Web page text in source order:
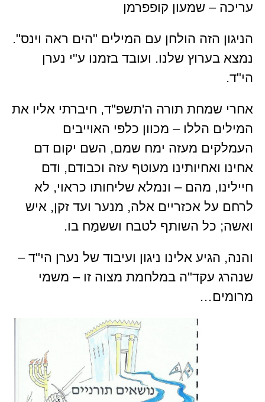
עריכה – שמעון קופפרמן
הניגון הזה הולחן עם המילים "הים ראה וינס".
נמצא בערוץ שלנו. ועובד בזמנו ע"י נערן
הי"ד.
אחרי שמחת תורה ה'תשפ"ד, חיברתי אליו את
המילים הללו – מכוון כלפי האוייבים
העמלקים מעזה ימח שמם, השם יקום דם
אחינו ואחיותינו מעוטף עזה וכבודם, ודם
חיילינו, מהם – ונמלא שליחותו כראוי, לא
לרחם על אכזריים אלה, מנער ועד זקן, איש
ואשה; כל השותף לטבח וששמַח בו.
והנה, הגיע אלינו ניגון ועיבוד של נערן הי"ד –
שנהרג עקד"ה במלחמת מצוה זו – משמי
מרומים…